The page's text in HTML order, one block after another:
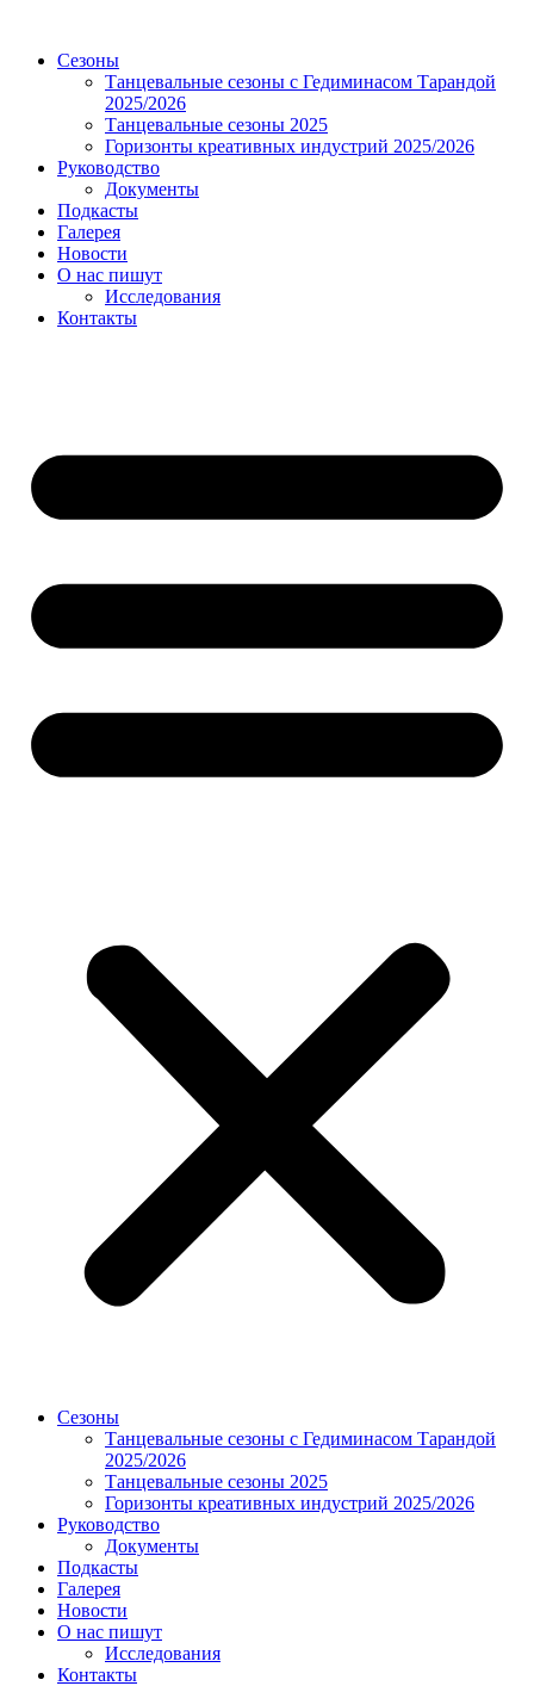
Сезоны
Танцевальные сезоны с Гедиминасом Тарандой
2025/2026
Танцевальные сезоны 2025
Горизонты креативных индустрий 2025/2026
Руководство
Документы
Подкасты
Галерея
Новости
О нас пишут
Исследования
Контакты
Сезоны
Танцевальные сезоны с Гедиминасом Тарандой
2025/2026
Танцевальные сезоны 2025
Горизонты креативных индустрий 2025/2026
Руководство
Документы
Подкасты
Галерея
Новости
О нас пишут
Исследования
Контакты